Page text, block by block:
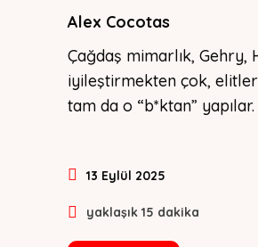
Alex Cocotas
Çağdaş mimarlık, Gehry,
iyileştirmekten çok,
tam da o “b*ktan” yapılar.
13 Eylül 2025
yaklaşık 15 dakika